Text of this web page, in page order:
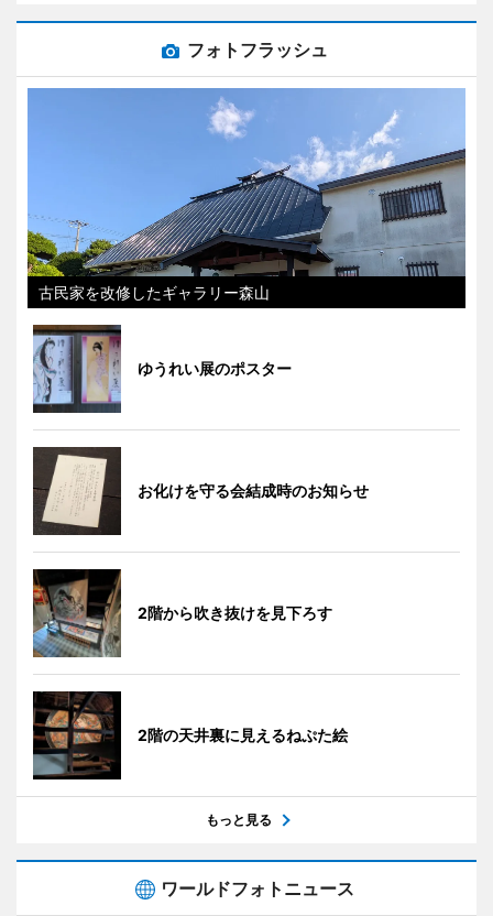
フォトフラッシュ
古民家を改修したギャラリー森山
ゆうれい展のポスター
お化けを守る会結成時のお知らせ
2階から吹き抜けを見下ろす
2階の天井裏に見えるねぷた絵
もっと見る
ワールドフォトニュース